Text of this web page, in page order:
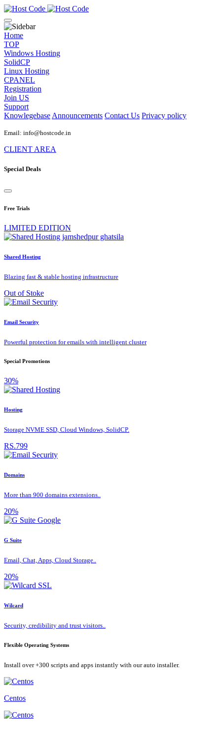
Home
TOP
Windows Hosting
SolidCP
Linux Hosting
CPANEL
Registration
Join US
Support
Knowlegebase Announcements Contact Us Privacy policy
Email: info@hostcode.in
CLIENT AREA
Special Deals
Free Trials
LIMITED EDITION
Shared Hosting
Blazing fast & stable hosting infrastructure
Out of Stoke
Email Security
Powerful protection for emails with intelligent cluster
Special Promotions
30%
Hosting
Storage NVME SSD, Cloud Windows, SolidCP.
RS.799
Domains
More than 900 domains extensions..
20%
G Suite
Email, Chat, Apps, Cloud Storage..
20%
Wilcard
Security, credibility and trust visitors..
Flexible Operating Systems
Install over +300 scripts and apps instantly with our auto installer.
Centos